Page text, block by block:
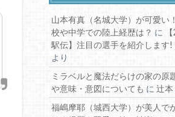
山本有真（名城大学）が可愛い
校や中学での陸上経歴は？ に
駅伝】注目の選手を紹介します!
より
ミラベルと魔法だらけの家の原
や意味・意図についても に辻本
福嶋摩耶（城西大学）が美人で